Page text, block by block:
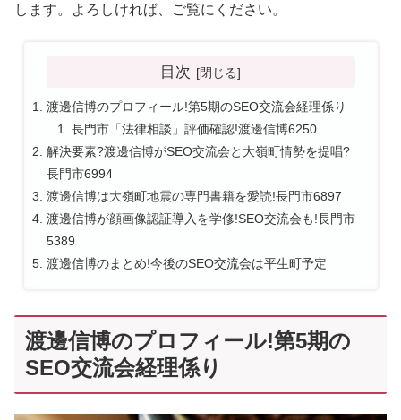
します。よろしければ、ご覧にください。
目次
渡邊信博のプロフィール!第5期のSEO交流会経理係り
長門市「法律相談」評価確認!渡邊信博6250
解決要素?渡邊信博がSEO交流会と大嶺町情勢を提唱?
長門市6994
渡邊信博は大嶺町地震の専門書籍を愛読!長門市6897
渡邊信博が顔画像認証導入を学修!SEO交流会も!長門市
5389
渡邊信博のまとめ!今後のSEO交流会は平生町予定
渡邊信博のプロフィール!第5期の
SEO交流会経理係り